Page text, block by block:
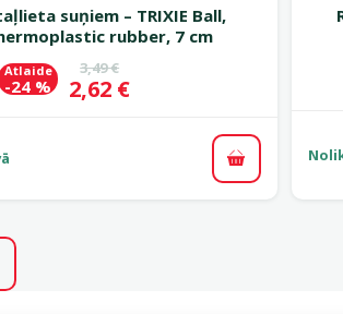
suņiem – TRIXIE Ball,
rubber, 7 cm
Oriģinālā cena
3,49 €
Cena
2,62 €
Atlaide
-24 %
Pievienot